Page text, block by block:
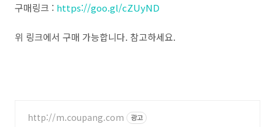
구매링크 : https://goo.gl/cZUyND
위 링크에서 구매 가능합니다. 참고하세요.
http://m.coupang.com 광고